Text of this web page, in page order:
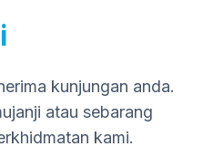
kunjungan anda.
atau sebarang
kami.